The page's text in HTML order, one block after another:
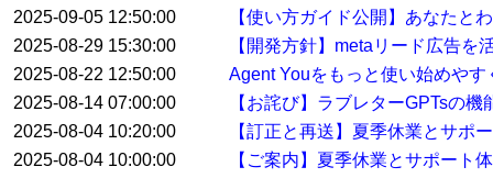
2025-09-05 12:50:00
【使い方ガイド公開】あなたと
2025-08-29 15:30:00
【開発方針】metaリード広告を
2025-08-22 12:50:00
Agent Youをもっと使い始めや
2025-08-14 07:00:00
【お詫び】ラブレターGPTsの
2025-08-04 10:20:00
【訂正と再送】夏季休業とサポ
2025-08-04 10:00:00
【ご案内】夏季休業とサポート